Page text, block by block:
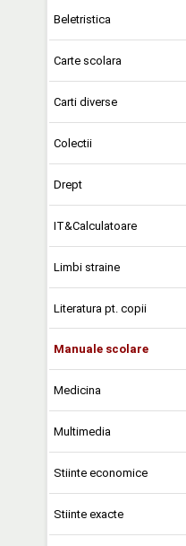
Beletristica
Carte scolara
Carti diverse
Colectii
Drept
IT&Calculatoare
Limbi straine
Literatura pt. copii
Manuale scolare
Medicina
Multimedia
Stiinte economice
Stiinte exacte